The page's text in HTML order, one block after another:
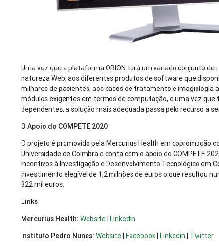
Uma vez que a plataforma ORION terá um variado conjunto de
natureza Web, aos diferentes produtos de software que
milhares de pacientes, aos casos de tratamento e imagiologia
módulos exigentes em termos de computação, e uma vez
dependentes, a solução mais adequada passa pelo recurso a
O Apoio do COMPETE 2020
O projeto é promovido pela Mercurius Health em copromoção
Universidade de Coimbra e conta com o apoio do COMPETE
Incentivos à Investigação e Desenvolvimento Tecnológico em
investimento elegível de 1,2 milhões de euros o que resultou
822 mil euros.
Links
Mercurius Health:Website
Linkedin
Instituto Pedro Nunes:Website Facebook Linkedin
Twitter